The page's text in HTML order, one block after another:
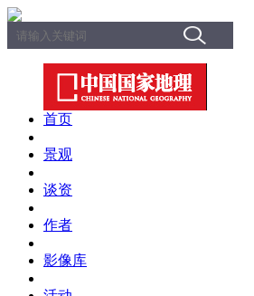
首页
景观
谈资
作者
影像库